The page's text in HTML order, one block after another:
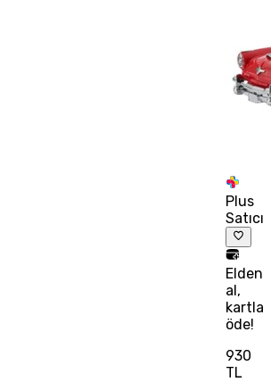
Plus
Satıcı
Elden
al,
kartla
öde!
930
TL